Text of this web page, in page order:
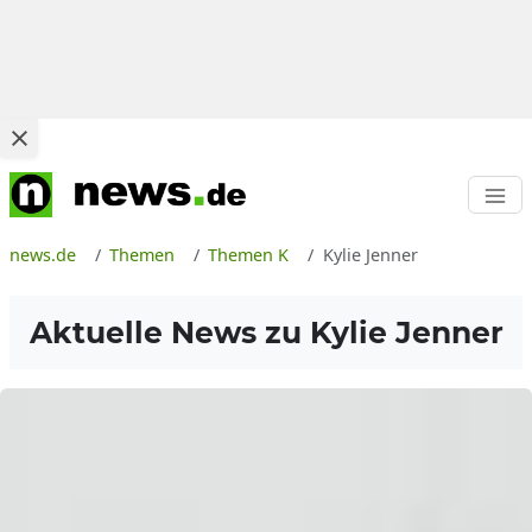
news.de Themen Themen K Kylie Jenner
Aktuelle News zu Kylie Jenner